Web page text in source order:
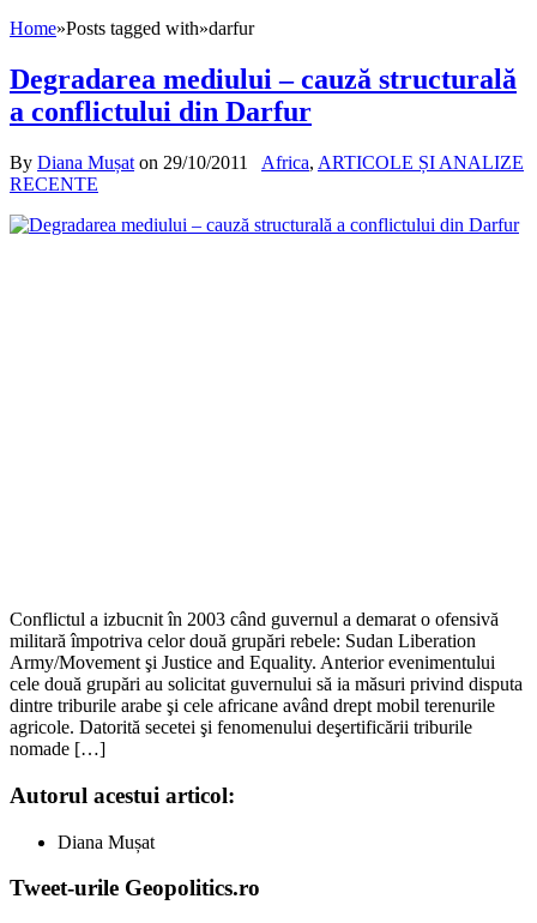
Home»Posts tagged with»darfur
Degradarea mediului – cauză structurală
a conflictului din Darfur
By Diana Mușat on 29/10/2011 Africa, ARTICOLE ȘI ANALIZE
RECENTE
Conflictul a izbucnit în 2003 când guvernul a demarat o ofensivă
militară împotriva celor două grupări rebele: Sudan Liberation
Army/Movement şi Justice and Equality. Anterior evenimentului
cele două grupări au solicitat guvernului să ia măsuri privind disputa
dintre triburile arabe şi cele africane având drept mobil terenurile
agricole. Datorită secetei şi fenomenului deşertificării triburile
nomade […]
Autorul acestui articol:
Diana Mușat
Tweet-urile Geopolitics.ro